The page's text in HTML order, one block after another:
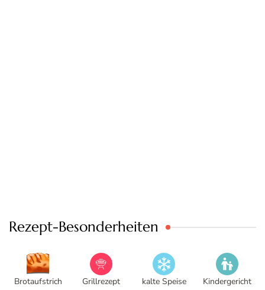
Rezept-Besonderheiten
Brotaufstrich Grillrezept kalte Speise Kindergericht